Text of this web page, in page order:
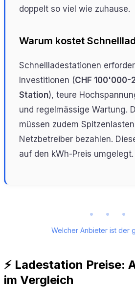
doppelt so viel wie zuhause.
Warum kostet
Schnellladestationen
Investitionen (CHF
Station), teure
und regelmässige Wartung.
müssen zudem
Netzbetreiber bezahlen.
auf den kWh-Preis umgelegt.
• • •
Welcher Anbieter ist der
⚡ Ladestation Preise:
im Vergleich